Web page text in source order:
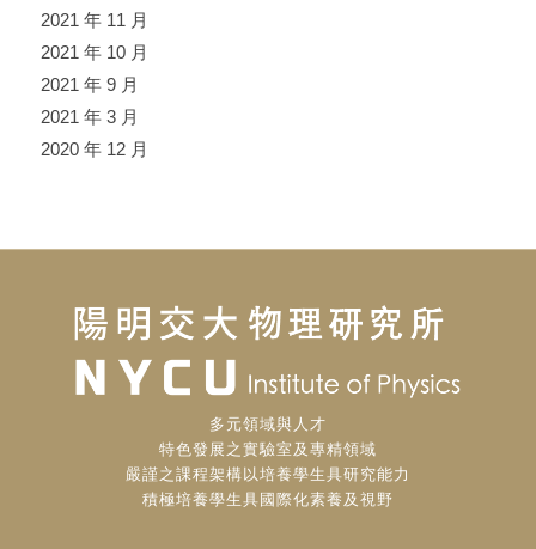
2021 年 11 月
2021 年 10 月
2021 年 9 月
2021 年 3 月
2020 年 12 月
多元領域與人才
特色發展之實驗室及專精領域
嚴謹之課程架構以培養學生具研究能力
積極培養學生具國際化素養及視野